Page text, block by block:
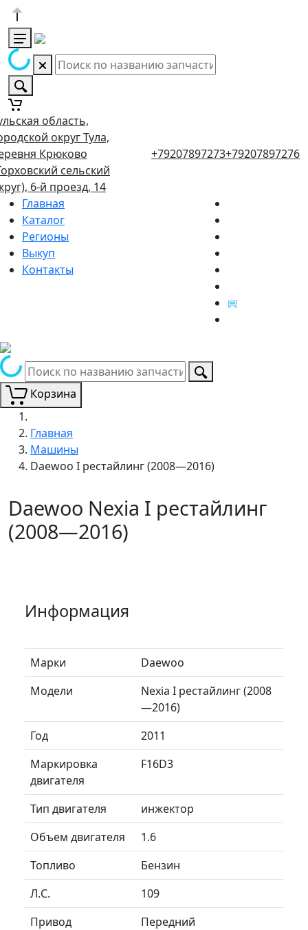
область,
округ Тула,
Крюково
сельский
6-й проезд, 14
+79207897273+79207897276
Главная
Каталог
Регионы
Выкуп
Контакты
Корзина
Главная
Машины
Daewoo I рестайлинг (2008—2016)
Daewoo Nexia I рестайлинг
(2008—2016)
Информация
Марки
Daewoo
Модели
Nexia I рестайлинг (2008
—2016)
Год
2011
Маркировка
двигателя
F16D3
Тип двигателя
инжектор
Объем двигателя
1.6
Топливо
Бензин
Л.C.
109
Привод
Передний